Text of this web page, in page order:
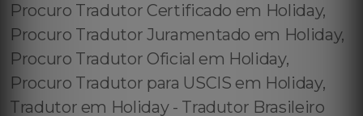
Procuro Tradutor Certificado em Holiday,
Procuro Tradutor Juramentado em Holiday,
Procuro Tradutor Oficial em Holiday,
Procuro Tradutor para USCIS em Holiday,
Tradutor em Holiday - Tradutor Brasileiro